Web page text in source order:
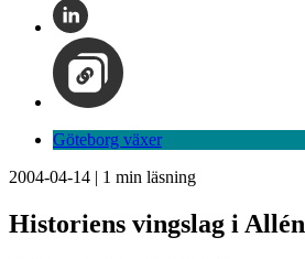
Göteborg växer
2004-04-14 | 1 min läsning
Historiens vingslag i Allén